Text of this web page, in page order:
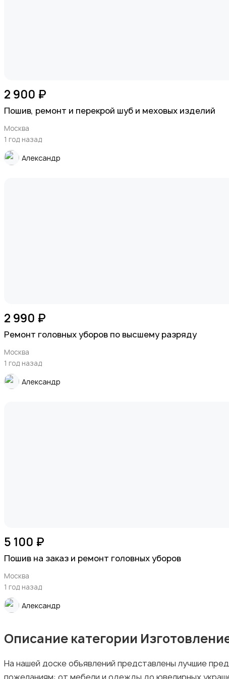
Продукты питания
Уход за животными
2 900 ₽
Пошив, ремонт и перекрой шуб и меховых изделий
Москва
1 год назад
Александр
2 990 ₽
Ремонт головных уборов по высшему разряду
Москва
1 год назад
Александр
5 100 ₽
Пошив на заказ и ремонт головных уборов
Москва
1 год назад
Александр
Описание категории
На нашей доске объявлений представлены лучшие